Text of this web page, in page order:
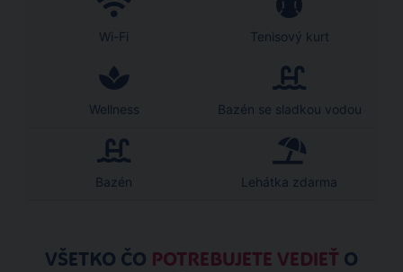
Wi-Fi Tenisový kurt
Wellness Bazén se sladkou vodou
Bazén Lehátka zdarma
VŠETKO ČO POTREBUJETE VEDIEŤ O